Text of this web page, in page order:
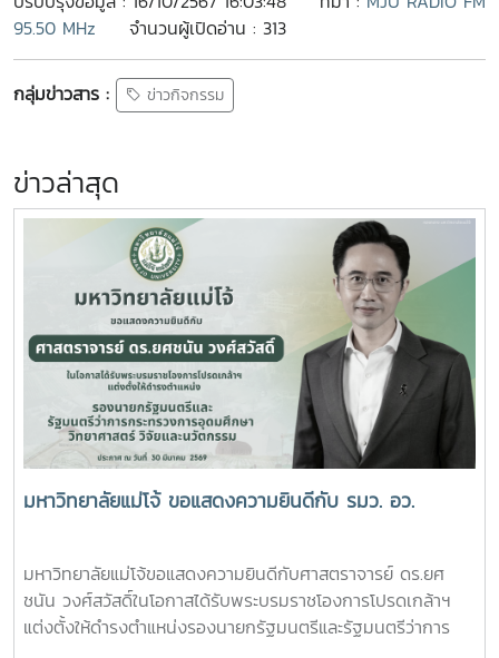
95.50 MHz
จำนวนผู้เปิดอ่าน : 313
กลุ่มข่าวสาร : ข่าวกิจกรรม
ข่าวล่าสุด
มหาวิทยาลัยแม่โจ้ ขอแสดงความยินดีกับ รมว. อว.
มหาวิทยาลัยแม่โจ้ขอแสดงความยินดีกับศาสตราจารย์ ดร.ยศ
ชนัน วงศ์สวัสดิ์ในโอกาสได้รับพระบรมราชโองการโปรดเกล้าฯ
แต่งตั้งให้ดำรงตำแหน่งรองนายกรัฐมนตรีและรัฐมนตรีว่าการ